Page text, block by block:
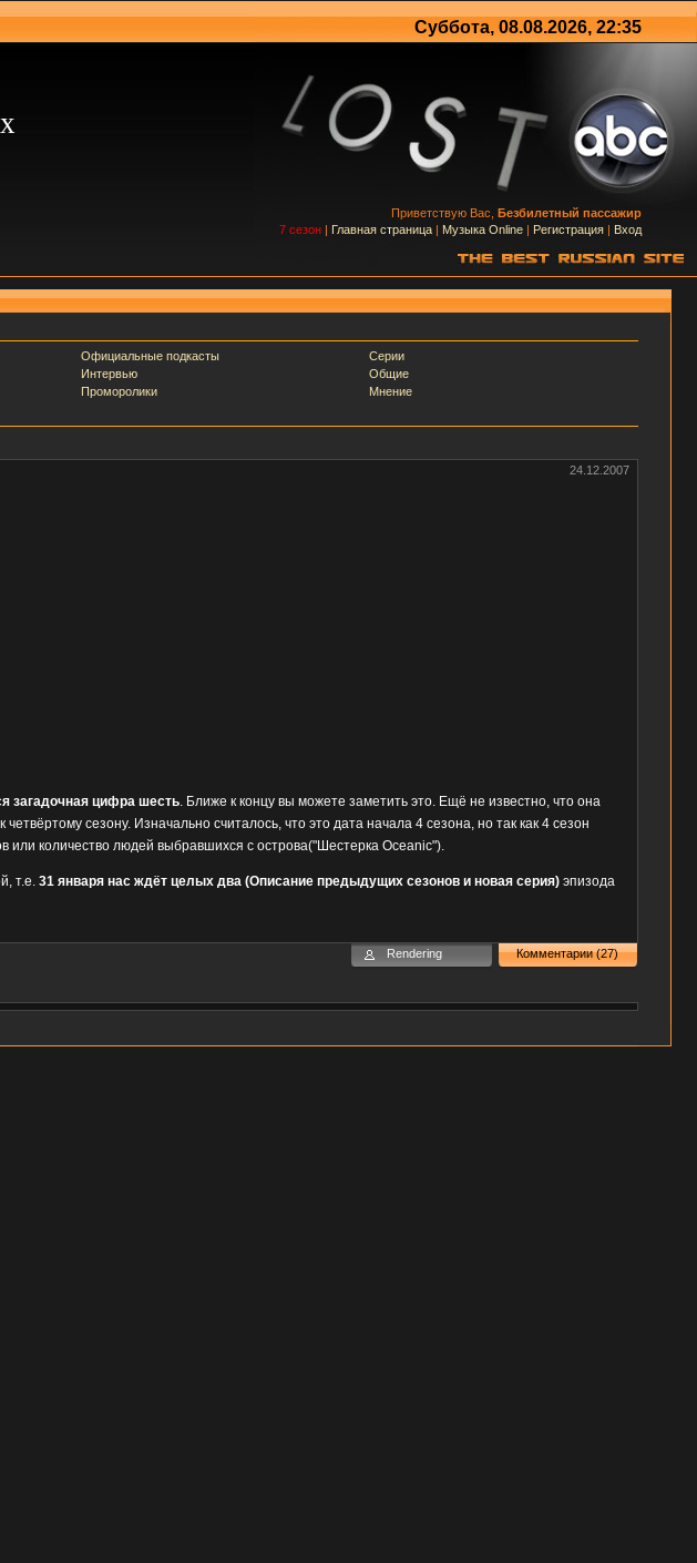
Суббота, 08.08.2026, 22:35
Приветствую Вас, Безбилетный пассажир
7 сезон | Главная страница | Музыка Online | Регистрация | Вход
Официальные подкасты
Серии
Интервью
Общие
Проморолики
Мнение
24.12.2007
загадочная цифра шесть. Ближе к концу вы можете заметить это. Ещё не известно, что она
сезону. Изначально считалось, что это дата начала 4 сезона, но так как 4 сезон
или количество людей выбравшихся с острова("Шестерка Oceanic").
т.е. 31 января нас ждёт целых два (Описание предыдущих сезонов и новая серия)эпизода
Комментарии (27)
Rendering